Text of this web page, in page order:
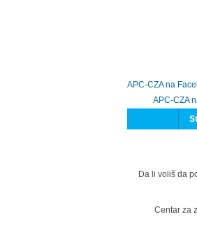
APC-CZA na
APC-CZA
Da li voliš da
Centar za